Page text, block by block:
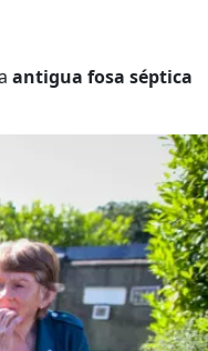
antigua fosa séptica